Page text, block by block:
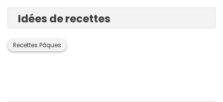
Idées de recettes
Recettes Pâques